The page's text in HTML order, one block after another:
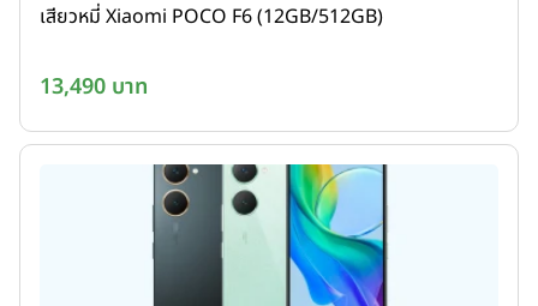
เสียวหมี่ Xiaomi POCO F6 (12GB/512GB)
13,490 บาท